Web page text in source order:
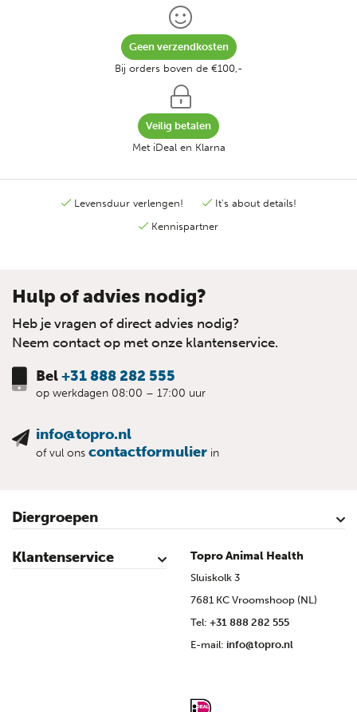
Geen verzendkosten
Bij orders boven de €100,-
Veilig betalen
Met iDeal en Klarna
Levensduur verlengen!
It's about details!
Kennispartner
Hulp of advies nodig?
Heb je vragen of direct advies nodig?
Neem contact op met onze klantenservice.
Bel+31 888 282 555
op werkdagen 08:00 – 17:00 uur
info@topro.nl
of vul ons contactformulier in
Diergroepen
Rundvee
Kalveren
Schapen
Schaap lammeren
Geiten
Geit lammeren
Varkens
Biggen
Pluimvee
Klantenservice
Contact
Mijn account
Veilig winkelen
Algemene voorwaarden
Privacy- en cookieverklaring
Disclaimer
Bronvermelding
Sitemap
Topro Partners
Cow Programme krant archief
Topro Animal Health
Sluiskolk 3
7681 KC Vroomshoop (NL)
Tel: +31 888 282 555
E-mail: info@topro.nl